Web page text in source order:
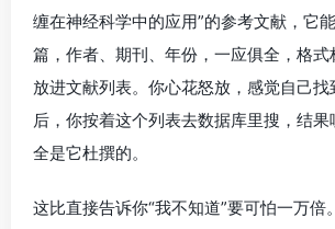
缠在神经科学中的应用”的参考文献，它
篇，作者、期刊、年份，一应俱全，格
放进文献列表。你心花怒放，感觉自己找
后，你按着这个列表去数据库里搜，结果
全是它杜撰的。
这比直接告诉你“我不知道”要可怕一万倍